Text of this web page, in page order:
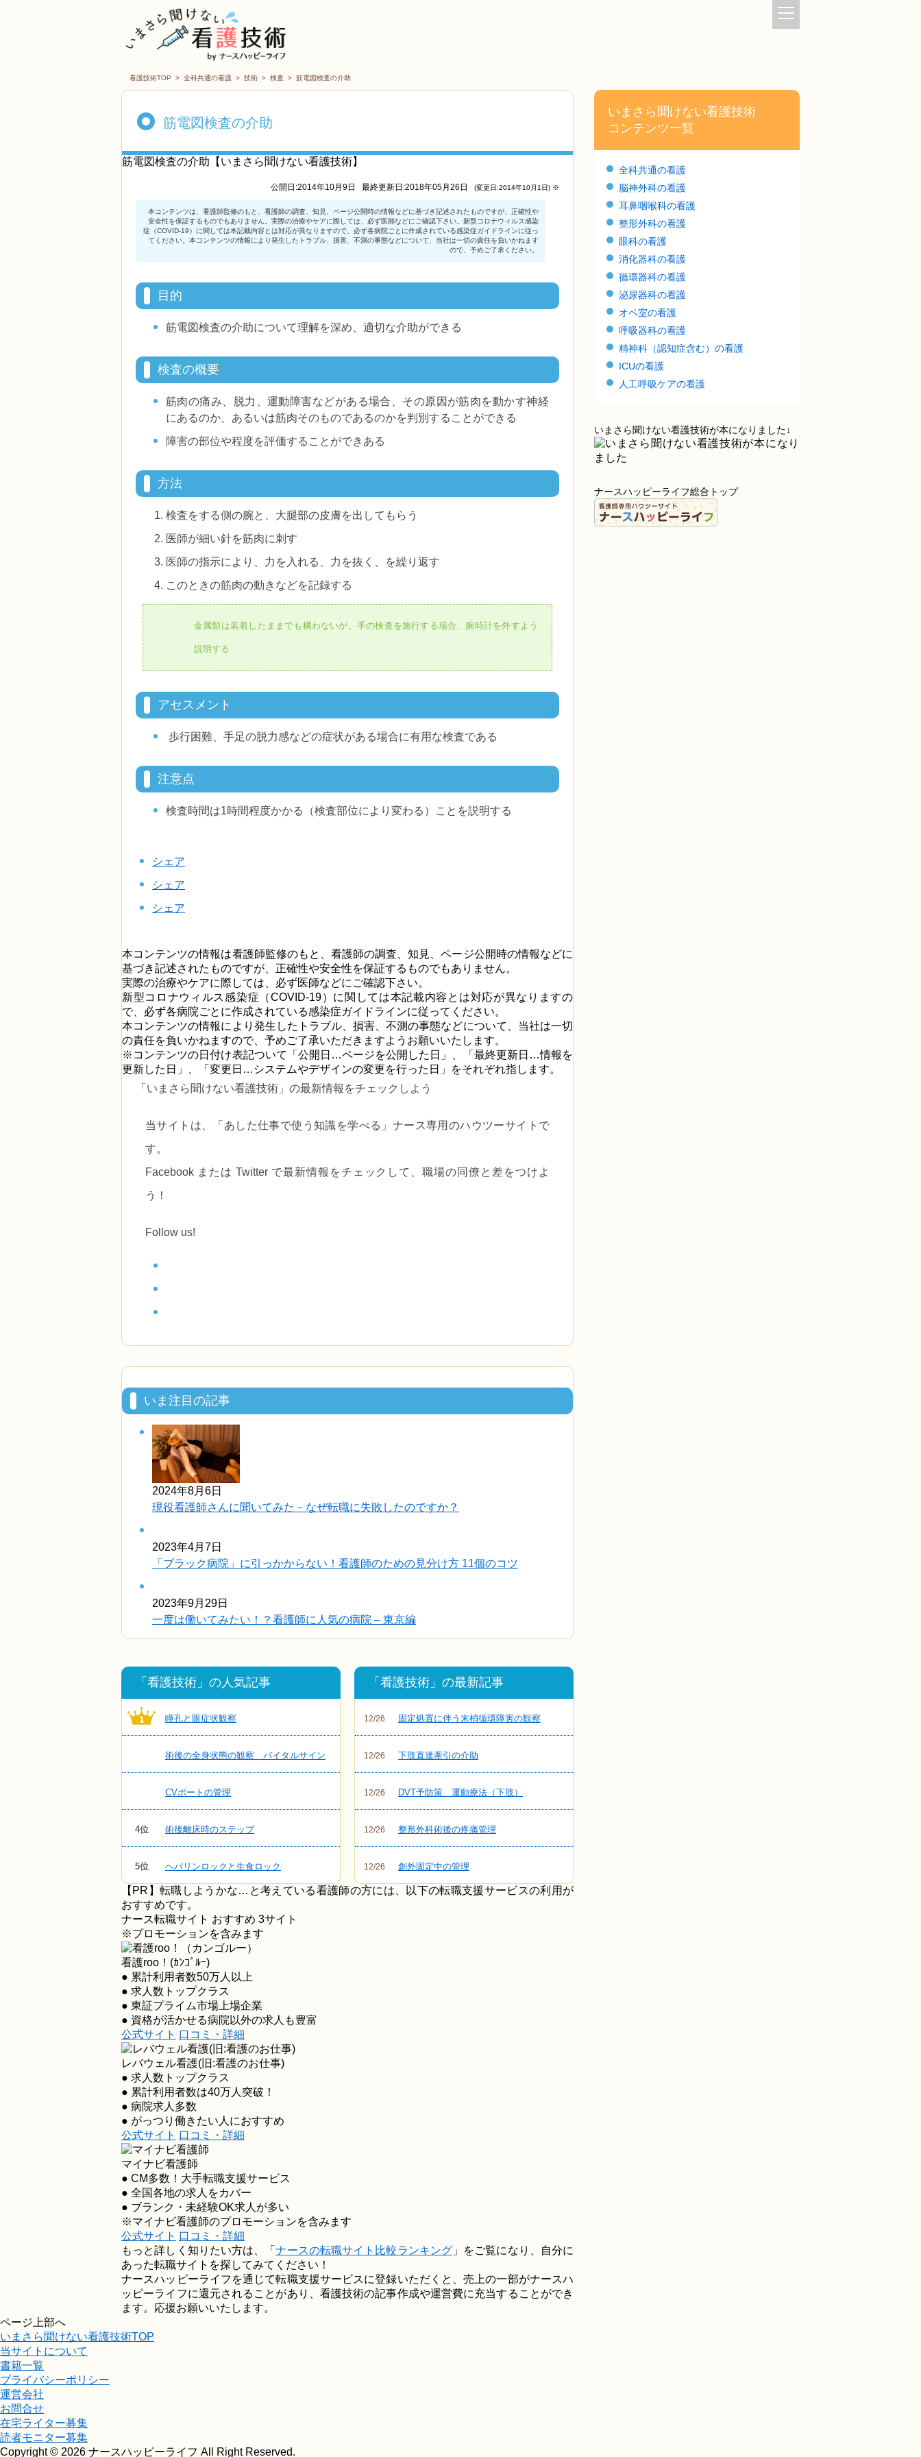
看護技術TOP > 全科共通の看護 > 技術 > 検査 > 筋電図検査の介助
筋電図検査の介助
筋電図検査の介助【いまさら聞けない看護技術】
公開日:2014年10月9日 最終更新日:2018年05月26日 (変更日:2014年10月1日) ※
目的
筋電図検査の介助について理解を深め、適切な介助ができる
検査の概要
筋肉の痛み、脱力、運動障害などがある場合、その原因が筋肉を動かす神経
にあるのか、あるいは筋肉そのものであるのかを判別することができる
障害の部位や程度を評価することができある
方法
検査をする側の腕と、大腿部の皮膚を出してもらう
医師が細い針を筋肉に刺す
医師の指示により、力を入れる、力を抜く、を繰り返す
このときの筋肉の動きなどを記録する
金属類は装着したままでも構わないが、手の検査を施行する場合、腕時計を外すよう
説明する
アセスメント
歩行困難、手足の脱力感などの症状がある場合に有用な検査である
注意点
検査時間は1時間程度かかる（検査部位により変わる）ことを説明する
シェア
シェア
シェア
本コンテンツの情報は看護師監修のもと、看護師の調査、知見、ページ公開時の情報などに
基づき記述されたものですが、正確性や安全性を保証するものでもありません。
実際の治療やケアに際しては、必ず医師などにご確認下さい。
新型コロナウィルス感染症（COVID-19）に関しては本記載内容とは対応が異なりますの
で、必ず各病院ごとに作成されている感染症ガイドラインに従ってください。
本コンテンツの情報により発生したトラブル、損害、不測の事態などについて、当社は一切
の責任を負いかねますので、予めご了承いただきますようお願いいたします。
※コンテンツの日付け表記ついて「公開日…ページを公開した日」、「最終更新日…情報を
更新した日」、「変更日…システムやデザインの変更を行った日」をそれぞれ指します。
「いまさら聞けない看護技術」の最新情報をチェックしよう
当サイトは、 「あした仕事で使う知識を学べる」 ナース専用のハウツーサイトで
す。
Facebook または Twitter で最新情報をチェックして、職場の同僚と差をつけよ
う！
Follow us!
いま注目の記事
2024年8月6日
現役看護師さんに聞いてみた－なぜ転職に失敗したのですか？
2023年4月7日
「ブラック病院」に引っかからない！看護師のための見分け方 11個のコツ
2023年9月29日
一度は働いてみたい！？看護師に人気の病院 – 東京編
「看護技術」の人気記事
瞳孔と眼症状観察
術後の全身状態の観察 バイタルサイン
CVポートの管理
4位 術後離床時のステップ
5位 ヘパリンロックと生食ロック
「看護技術」の最新記事
12/26 固定処置に伴う末梢循環障害の観察
12/26 下肢直達牽引の介助
12/26 DVT予防策 運動療法（下肢）
12/26 整形外科術後の疼痛管理
12/26 創外固定中の管理
【PR】転職しようかな…と考えている看護師の方には、以下の転職支援サービスの利用が
おすすめです。
ナース転職サイト おすすめ 3サイト
※プロモーションを含みます
看護roo！(ｶﾝｺﾞﾙｰ)
● 累計利用者数50万人以上
● 求人数トップクラス
● 東証プライム市場上場企業
● 資格が活かせる病院以外の求人も豊富
公式サイト 口コミ・詳細
レバウェル看護(旧:看護のお仕事)
● 求人数トップクラス
● 累計利用者数は40万人突破！
● 病院求人多数
● がっつり働きたい人におすすめ
公式サイト 口コミ・詳細
マイナビ看護師
● CM多数！大手転職支援サービス
● 全国各地の求人をカバー
● ブランク・未経験OK求人が多い
※マイナビ看護師のプロモーションを含みます
公式サイト 口コミ・詳細
もっと詳しく知りたい方は、「ナースの転職サイト比較ランキング 」をご覧になり、自分に
あった転職サイトを探してみてください！
ナースハッピーライフを通じて転職支援サービスに登録いただくと、売上の一部がナースハ
ッピーライフに還元されることがあり、看護技術の記事作成や運営費に充当することができ
ます。応援お願いいたします。
いまさら聞けない看護技術
コンテンツ一覧
全科共通の看護
脳神外科の看護
耳鼻咽喉科の看護
整形外科の看護
眼科の看護
消化器科の看護
循環器科の看護
泌尿器科の看護
オペ室の看護
呼吸器科の看護
精神科（認知症含む）の看護
ICUの看護
人工呼吸ケアの看護
いまさら聞けない看護技術が本になりました↓
ナースハッピーライフ総合トップ
ページ上部へ
いまさら聞けない看護技術TOP
当サイトについて
書籍一覧
プライバシーポリシー
運営会社
お問合せ
在宅ライター募集
読者モニター募集
Copyright © 2026 ナースハッピーライフ All Right Reserved.